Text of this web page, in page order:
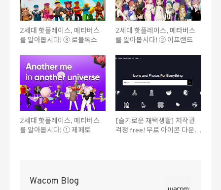
Z세대 핫플레이스, 메타버스
를 알아봅시다! ③ 로블록스
Z세대 핫플레이스, 메타버스
를 알아봅시다! ② 이프랜드
Z세대 핫플레이스, 메타버스
를 알아봅시다! ① 제페토
[슬기로운 재택생활] 저작권
걱정 free! 무료 아이콘 다운로
Wacom Blog